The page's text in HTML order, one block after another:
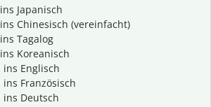
Japanisch
Chinesisch (vereinfacht)
Tagalog
Koreanisch
ins Englisch
Französisch
ins Deutsch